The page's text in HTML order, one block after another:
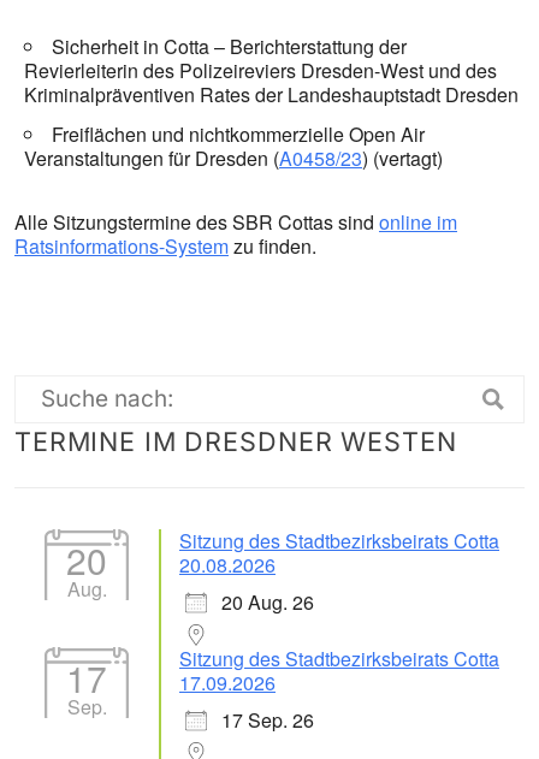
Sicherheit in Cotta – Berichterstattung der
Revierleiterin des Polizeireviers Dresden-West und des
Kriminalpräventiven Rates der Landeshauptstadt Dresden
Freiflächen und nichtkommerzielle Open Air
Veranstaltungen für Dresden (A0458/23) (vertagt)
Alle Sitzungstermine des SBR Cottas sind online im
Ratsinformations-Systemzu finden.
Suche
nach:
TERMINE IM DRESDNER WESTEN
20
Aug.
Sitzung des Stadtbezirksbeirats Cotta
20.08.2026
20 Aug. 26
17
Sep.
Sitzung des Stadtbezirksbeirats Cotta
17.09.2026
17 Sep. 26